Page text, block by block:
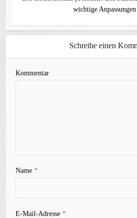
wichtige Anpassungen
Schreibe einen
Kommentar
Name*
E-Mail-Adresse*